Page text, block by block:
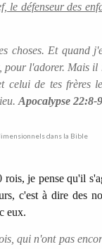
le défenseur des
choses. Et quand
pour l'adorer. Mais
celui de tes frères
Apocalypse 22:8-9
je pense qu'il
c'est à dire des
eux.
qui n'ont pas